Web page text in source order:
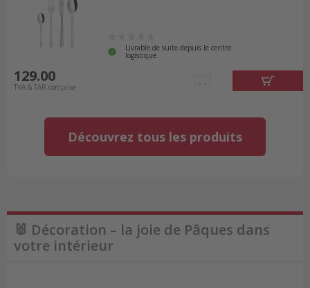
Livrable de suite depuis le centre
logistique
129.00
TVA & TAR comprise
Découvrez tous les produits
🐰 Décoration – la joie de Pâques dans
votre intérieur